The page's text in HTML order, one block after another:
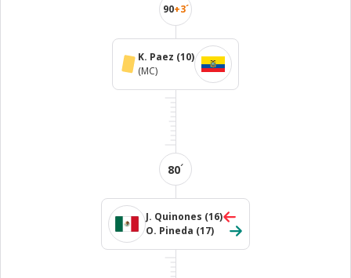
90+3´
K. Paez (10)
(MC)
80´
J. Quinones (16)
O. Pineda (17)